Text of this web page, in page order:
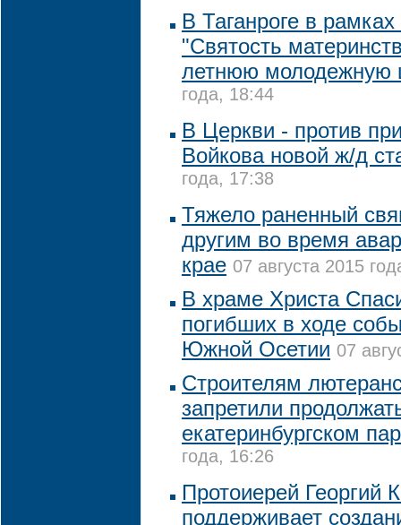
В Таганроге в
"Святость
летнюю молодежную
года, 18:44
В Церкви - против
Войкова новой ж/д
года, 17:38
Тяжело раненный
другим во время
крае 07 августа 2015
В храме Христа
погибших в ходе
Южной Осетии 07
Строителям
запретили
екатеринбургском
года, 16:26
Протоиерей Георгий
поддерживает